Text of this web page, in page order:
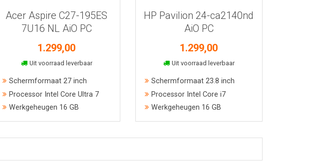
Acer Aspire C27-195ES
7U16 NL AiO PC
1.299,00
Uit voorraad leverbaar
In winkelmand
Schermformaat 27 inch
Processor Intel Core Ultra 7
Werkgeheugen 16 GB
HP Pavilion 24-ca2140nd
AiO PC
1.299,00
Uit voorraad leverbaar
In winkelmand
Schermformaat 23.8 inch
Processor Intel Core i7
Werkgeheugen 16 GB